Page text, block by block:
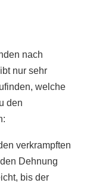
nach
nur sehr
welche
den
verkrampften
Dehnung
bis der